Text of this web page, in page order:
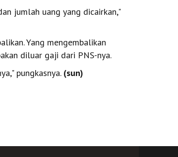
jumlah uang yang dicairkan,"
Yang mengembalikan
diluar gaji dari PNS-nya.
pungkasnya. (sun)